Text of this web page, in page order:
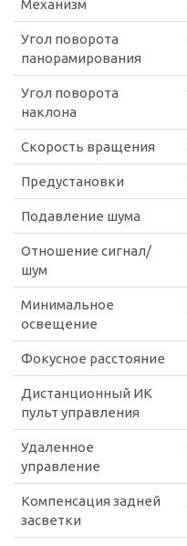
Механизм
Угол поворота
панорамирования
Угол поворота
наклона
Скорость вращения
Предустановки
Подавление шума
Отношение сигнал/
шум
Минимальное
освещение
Фокусное расстояние
Дистанционный ИК
пульт управления
Удаленное
управление
Компенсация задней
засветки